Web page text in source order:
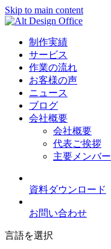
Skip to main content
制作実績
サービス
作業の流れ
お客様の声
ニュース
ブログ
会社概要
会社概要
代表ご挨拶
主要メンバー
資料ダウンロード
お問い合わせ
言語を選択